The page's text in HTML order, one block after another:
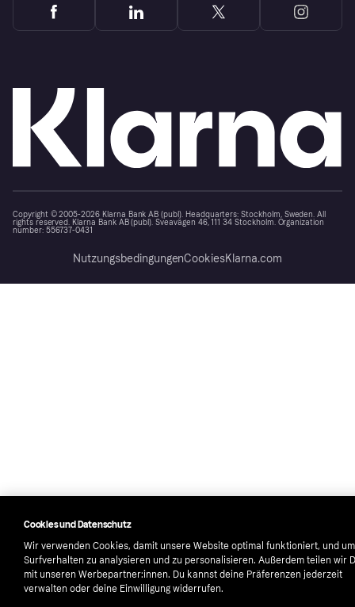
Copyright © 2005-2026 Klarna Bank AB (publ). Headquarters: Stockholm, Sweden. All
rights reserved. Klarna Bank AB (publ). Sveavägen 46, 111 34 Stockholm. Organization
number: 556737-0431
NutzungsbedingungenCookiesKlarna.com
Cookies und Datenschutz
Wir verwenden Cookies, damit unsere Website optimal funktioniert, und
Surfverhalten zu analysieren und zu personalisieren. Außerdem teilen wir
mit unseren Werbepartner:innen. Du kannst deine Präferenzen jederzeit
verwalten oder deine Einwilligung widerrufen.